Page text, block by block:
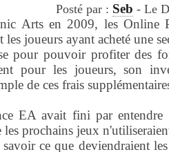
Posté par : Seb - Le
Arts en 2009, les Online
joueurs ayant acheté une
pour pouvoir profiter des
pour les joueurs, son
de ces frais
EA avait fini par
les prochains jeux
ce que deviendraient